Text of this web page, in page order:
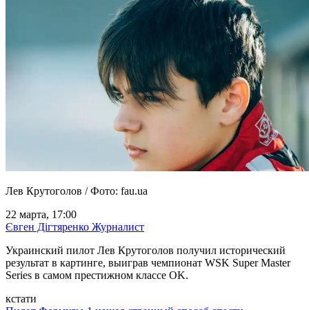
Лев Крутоголов / Фото: fau.ua
22 марта, 17:00
Євген Дігтяренко Журналист
Украинский пилот Лев Крутоголов получил исторический
результат в картинге, выиграв чемпионат WSK Super Master
Series в самом престижном классе OK.
кстати